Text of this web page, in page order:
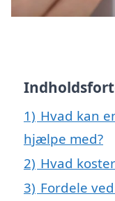
1) Hvad kan
hjælpe med?
2) Hvad
3) Fordele